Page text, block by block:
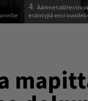
4.
esiintyjiä ensi